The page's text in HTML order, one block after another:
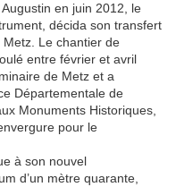
en juin 2012, le
décida son transfert
Le chantier de
entre février et avril
de Metz et a
Départementale de
Monuments Historiques,
pour le
à son nouvel
d’un mètre quarante,